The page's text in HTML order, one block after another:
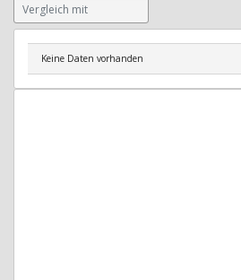
Keine Daten vorhanden